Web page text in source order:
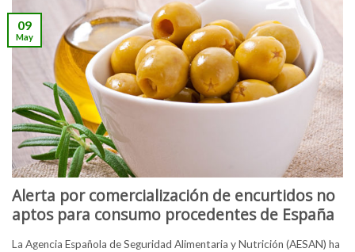
Alerta por comercialización de encurtidos no
aptos para consumo procedentes de España
La Agencia Española de Seguridad Alimentaria y Nutrición (AESAN) ha
09
May